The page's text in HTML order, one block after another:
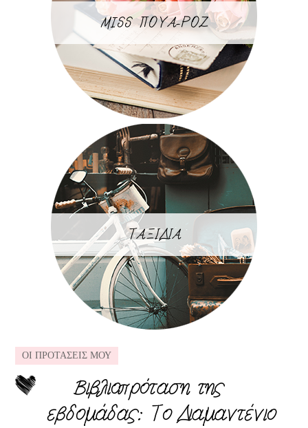
MISS ΠΟΥΑ-ΡΟΖ
ΤΑΞΙΔΙΑ
ΟΙ ΠΡΟΤΑΣΕΙΣ ΜΟΥ
Βιβλιοπρόταση της
εβδομάδας: Το Διαμαντένιο